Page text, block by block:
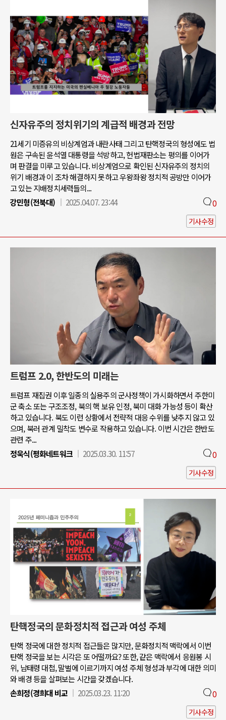
신자유주의 정치위기의 계급적 배경과 전망
21세기 미증유의 비상계엄과 내란사태 그리고 탄핵정국의 형성에도 법
원은 구속된 윤석열 대통령을 석방하고, 헌법재판소는 평의를 이어가
며 판결을 미루고 있습니다. 비상계엄으로 확인된 신자유주의 정치의
위기 배경과 이 조차 해결하지 못하고 우왕좌왕 정치적 공방만 이어가
고 있는 지배정치세력들의...
강민형(전북대)
2025.04.07. 23:44 0
기사수정
트럼프 2.0, 한반도의 미래는
트럼프 재집권 이후 일종의 실용주의 군사정책이 가시화하면서 주한미
군 축소 또는 구조조정, 북의 핵 보유 인정, 북미 대화 가능성 등이 확산
하고 있습니다. 북도 이런 상황에서 전략적 대응 수위를 낮추지 않고 있
으며, 북러 관계 밀착도 변수로 작용하고 있습니다. 이번 시간은 한반도
관련 주...
정욱식(평화네트워크
2025.03.30. 11:57 0
기사수정
탄핵정국의 문화정치적 접근과 여성 주체
탄핵 정국에 대한 정치적 접근들은 많지만, 문화정치적 맥락에서 이번
탄핵 정국을 보는 시각은 또 어떨까요? 또한, 같은 맥락에서 응원봉 시
위, 남태령 대첩, 말벌에 이르기까지 여성 주체 형성과 부각에 대한 의미
와 배경 등을 살펴보는 시간을 갖겠습니다.
손희정(경희대 비교
2025.03.23. 11:20 0
기사수정